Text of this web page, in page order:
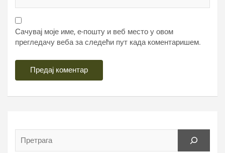
Сачувај моје име, е-пошту и веб место у овом
прегледачу веба за следећи пут када коментаришем.